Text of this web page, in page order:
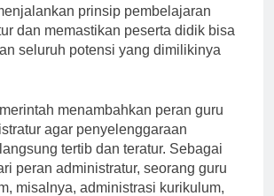
prinsip pembelajaran
dan memastikan peserta didik bisa
seluruh potensi yang dimilikinya
menambahkan peran guru
agar penyelenggaraan
tertib dan teratur. Sebagai
peran administratur, seorang guru
misalnya, administrasi kurikulum,